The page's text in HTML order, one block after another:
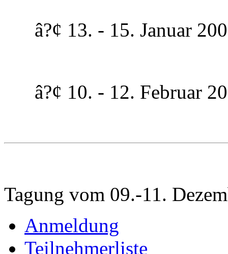
â?¢ 13. - 15. Januar
â?¢ 10. - 12. Februar
Tagung vom 09.-11.
Anmeldung
Teilnehmerliste